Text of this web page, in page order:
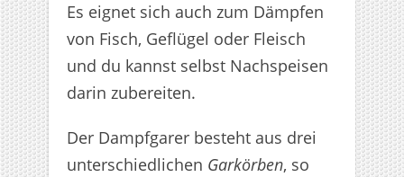
Es eignet sich auch zum Dämpfen
von Fisch, Geflügel oder Fleisch
und du kannst selbst Nachspeisen
darin zubereiten.
Der Dampfgarer besteht aus drei
unterschiedlichen Garkörben, so